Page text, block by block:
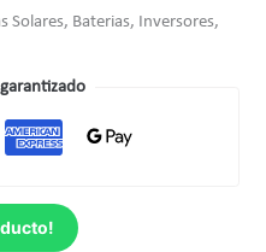
Solares, Baterias, Inversores,